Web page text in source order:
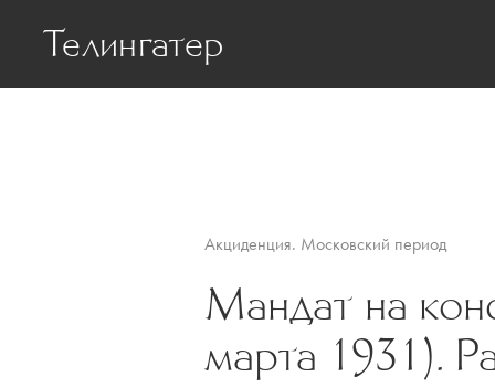
Телингатер
Акциденция. Московский период
Мандат на
марта 1931).